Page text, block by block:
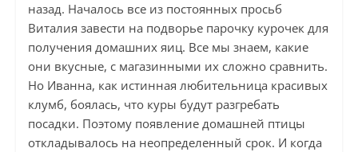
назад. Началось все из постоянных просьб
Виталия завести на подворье парочку курочек для
получения домашних яиц. Все мы знаем, какие
они вкусные, с магазинными их сложно сравнить.
Но Иванна, как истинная любительница красивых
клумб, боялась, что куры будут разгребать
посадки. Поэтому появление домашней птицы
откладывалось на неопределенный срок. И когда